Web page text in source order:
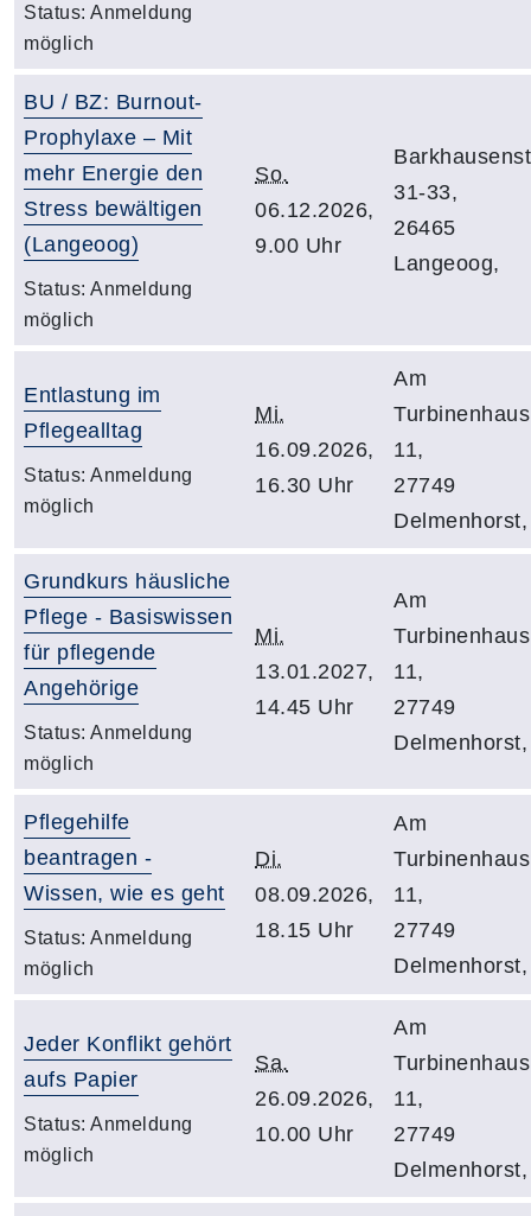
Status: Anmeldung
möglich
BU / BZ: Burnout-
Prophylaxe – Mit
mehr Energie den
Stress bewältigen
(Langeoog)
Status: Anmeldung
möglich
So.
06.12.2026,
9.00 Uhr
31-33,
26465
Langeoog,
Entlastung im
Pflegealltag
Status: Anmeldung
möglich
Mi.
16.09.2026,
16.30 Uhr
Am
Turbinenhaus
11,
27749
Delmenhorst,
Grundkurs häusliche
Pflege - Basiswissen
für pflegende
Angehörige
Status: Anmeldung
möglich
Mi.
13.01.2027,
14.45 Uhr
Am
Turbinenhaus
11,
27749
Delmenhorst,
Pflegehilfe
beantragen -
Wissen, wie es geht
Status: Anmeldung
möglich
Di.
08.09.2026,
18.15 Uhr
Am
Turbinenhaus
11,
27749
Delmenhorst,
Jeder Konflikt gehört
aufs Papier
Status: Anmeldung
möglich
Sa.
26.09.2026,
10.00 Uhr
Am
Turbinenhaus
11,
27749
Delmenhorst,